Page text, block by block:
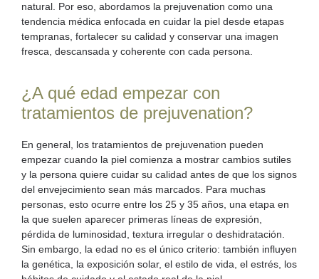
natural. Por eso, abordamos la prejuvenation como una
tendencia médica enfocada en cuidar la piel desde etapas
tempranas, fortalecer su calidad y conservar una imagen
fresca, descansada y coherente con cada persona.
¿A qué edad empezar con
tratamientos de prejuvenation?
En general, los tratamientos de prejuvenation pueden
empezar cuando la piel comienza a mostrar cambios sutiles
y la persona quiere cuidar su calidad antes de que los signos
del envejecimiento sean más marcados. Para muchas
personas, esto ocurre entre los 25 y 35 años, una etapa en
la que suelen aparecer primeras líneas de expresión,
pérdida de luminosidad, textura irregular o deshidratación.
Sin embargo, la edad no es el único criterio: también influyen
la genética, la exposición solar, el estilo de vida, el estrés, los